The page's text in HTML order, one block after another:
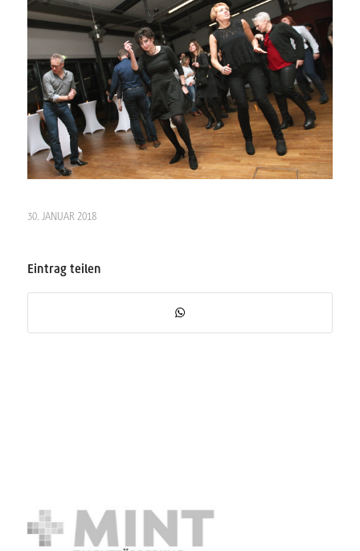
30. JANUAR 2018
Eintrag teilen